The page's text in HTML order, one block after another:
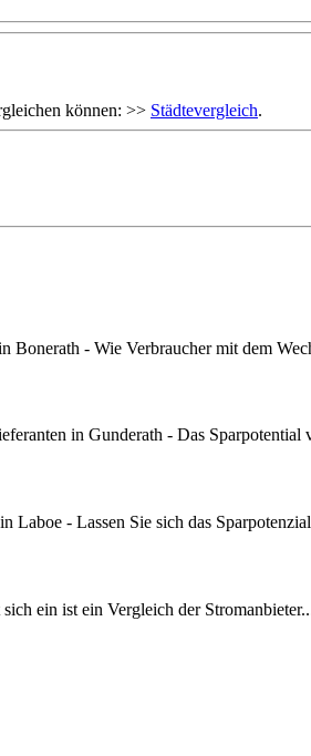
können: >> Städtevergleich.
Bonerath - Wie Verbraucher mit dem
in Gunderath - Das Sparpotential
- Lassen Sie sich das
ein ist ein Vergleich der